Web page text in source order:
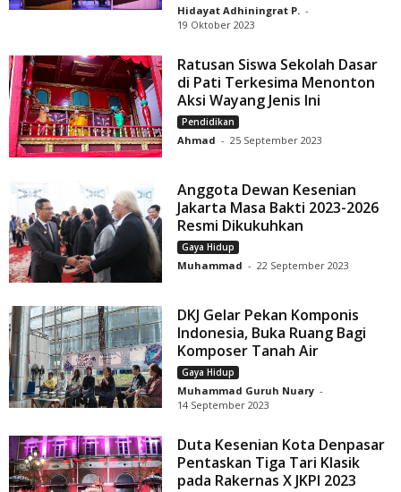
Hidayat Adhiningrat P. -
19 Oktober 2023
Ratusan Siswa Sekolah Dasar
di Pati Terkesima Menonton
Aksi Wayang Jenis Ini
Pendidikan
Ahmad - 25 September 2023
Anggota Dewan Kesenian
Jakarta Masa Bakti 2023-2026
Resmi Dikukuhkan
Gaya Hidup
Muhammad - 22 September 2023
DKJ Gelar Pekan Komponis
Indonesia, Buka Ruang Bagi
Komposer Tanah Air
Gaya Hidup
Muhammad Guruh Nuary -
14 September 2023
Duta Kesenian Kota Denpasar
Pentaskan Tiga Tari Klasik
pada Rakernas X JKPI 2023